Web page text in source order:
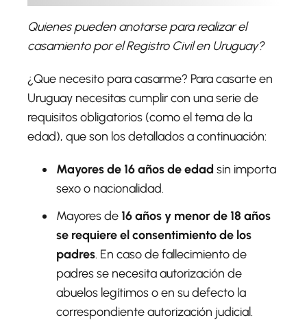
Quienes pueden anotarse para realizar el
casamiento por el Registro Civil en Uruguay?
¿Que necesito para casarme? Para casarte en
Uruguay necesitas cumplir con una serie de
requisitos obligatorios (como el tema de la
edad), que son los detallados a continuación:
Mayores de 16 años de edad sin importa
sexo o nacionalidad.
Mayores de16 años y menor de 18 años
se requiere el consentimiento de los
padres. En caso de fallecimiento de
padres se necesita autorización de
abuelos legítimos o en su defecto la
correspondiente autorización judicial.